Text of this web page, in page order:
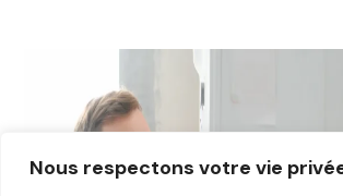
Nous respectons votre vie